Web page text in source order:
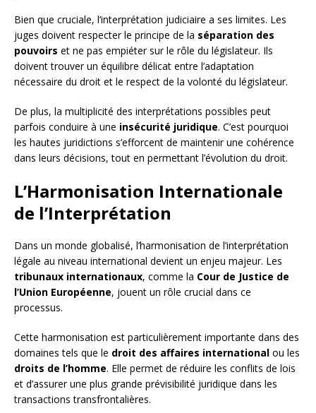
Bien que cruciale, l’interprétation judiciaire a ses limites. Les
juges doivent respecter le principe de la séparation des
pouvoirs et ne pas empiéter sur le rôle du législateur. Ils
doivent trouver un équilibre délicat entre l’adaptation
nécessaire du droit et le respect de la volonté du législateur.
De plus, la multiplicité des interprétations possibles peut
parfois conduire à une insécurité juridique. C’est pourquoi
les hautes juridictions s’efforcent de maintenir une cohérence
dans leurs décisions, tout en permettant l’évolution du droit.
L’Harmonisation Internationale
de l’Interprétation
Dans un monde globalisé, l’harmonisation de l’interprétation
légale au niveau international devient un enjeu majeur. Les
tribunaux internationaux, comme la Cour de Justice de
l’Union Européenne, jouent un rôle crucial dans ce
processus.
Cette harmonisation est particulièrement importante dans des
domaines tels que le droit des affaires international ou les
droits de l’homme. Elle permet de réduire les conflits de lois
et d’assurer une plus grande prévisibilité juridique dans les
transactions transfrontalières.